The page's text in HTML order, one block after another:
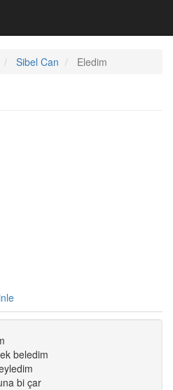
Sibel Can Eledim
beledim
bi çar